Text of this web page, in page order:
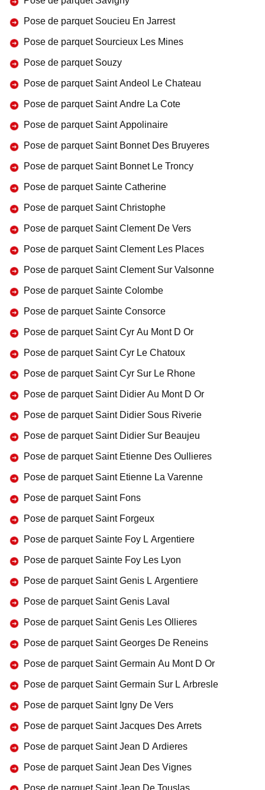
Pose de parquet Soucieu En Jarrest
Pose de parquet Sourcieux Les Mines
Pose de parquet Souzy
Pose de parquet Saint Andeol Le Chateau
Pose de parquet Saint Andre La Cote
Pose de parquet Saint Appolinaire
Pose de parquet Saint Bonnet Des Bruyeres
Pose de parquet Saint Bonnet Le Troncy
Pose de parquet Sainte Catherine
Pose de parquet Saint Christophe
Pose de parquet Saint Clement De Vers
Pose de parquet Saint Clement Les Places
Pose de parquet Saint Clement Sur Valsonne
Pose de parquet Sainte Colombe
Pose de parquet Sainte Consorce
Pose de parquet Saint Cyr Au Mont D Or
Pose de parquet Saint Cyr Le Chatoux
Pose de parquet Saint Cyr Sur Le Rhone
Pose de parquet Saint Didier Au Mont D Or
Pose de parquet Saint Didier Sous Riverie
Pose de parquet Saint Didier Sur Beaujeu
Pose de parquet Saint Etienne Des Oullieres
Pose de parquet Saint Etienne La Varenne
Pose de parquet Saint Fons
Pose de parquet Saint Forgeux
Pose de parquet Sainte Foy L Argentiere
Pose de parquet Sainte Foy Les Lyon
Pose de parquet Saint Genis L Argentiere
Pose de parquet Saint Genis Laval
Pose de parquet Saint Genis Les Ollieres
Pose de parquet Saint Georges De Reneins
Pose de parquet Saint Germain Au Mont D Or
Pose de parquet Saint Germain Sur L Arbresle
Pose de parquet Saint Igny De Vers
Pose de parquet Saint Jacques Des Arrets
Pose de parquet Saint Jean D Ardieres
Pose de parquet Saint Jean Des Vignes
Pose de parquet Saint Jean De Touslas